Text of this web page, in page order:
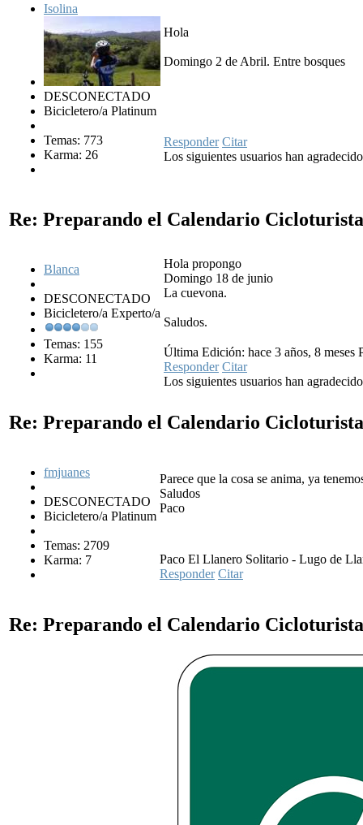
Isolina
DESCONECTADO
Bicicletero/a Platinum
Temas: 773
Karma: 26
Hola
Domingo 2 de Abril. Entre bosques
Responder Citar
Los siguientes usuarios han
Re: Preparando el Calendario
Blanca
DESCONECTADO
Bicicletero/a Experto/a
Temas: 155
Karma: 11
Hola propongo
Domingo 18 de junio
La cuevona.
Saludos.
Última Edición: hace 3 años, 8 meses
Responder Citar
Los siguientes usuarios han
Re: Preparando el Calendario
fmjuanes
DESCONECTADO
Bicicletero/a Platinum
Temas: 2709
Karma: 7
Parece que la cosa se anima, ya
Saludos
Paco
Paco El Llanero Solitario - Lugo de
Responder Citar
Re: Preparando el Calendario